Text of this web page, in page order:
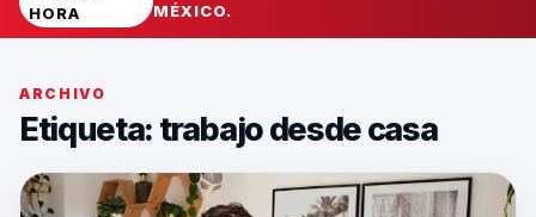
HORA
MÉXICO.
ARCHIVO
Etiqueta: trabajo desde casa